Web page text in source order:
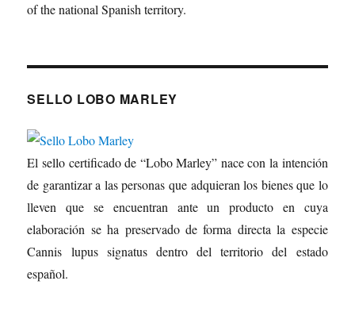
of the national Spanish territory.
SELLO LOBO MARLEY
El sello certificado de “Lobo Marley” nace con la intención
de garantizar a las personas que adquieran los bienes que lo
lleven que se encuentran ante un producto en cuya
elaboración se ha preservado de forma directa la especie
Cannis lupus signatus dentro del territorio del estado
español.